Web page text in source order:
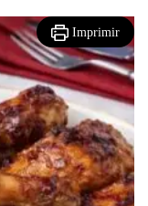
Imprimir